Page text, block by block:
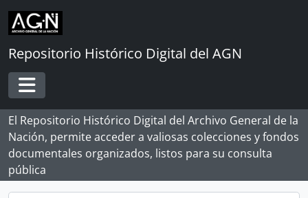
Skip to main content
Repositorio Histórico Digital del AGN
Toggle navigation
El Repositorio Histórico Digital del Archivo General de la
Nación, permite acceder a valiosas colecciones y fondos
documentales organizados, listos para su consulta
pública